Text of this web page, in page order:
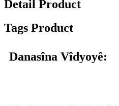
Detail Product
Tags Product
Danasîna Vîdyoyê: